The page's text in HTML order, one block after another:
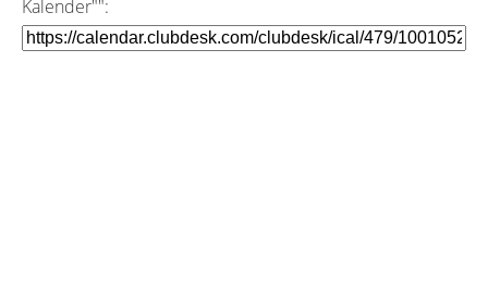
Kalender"":